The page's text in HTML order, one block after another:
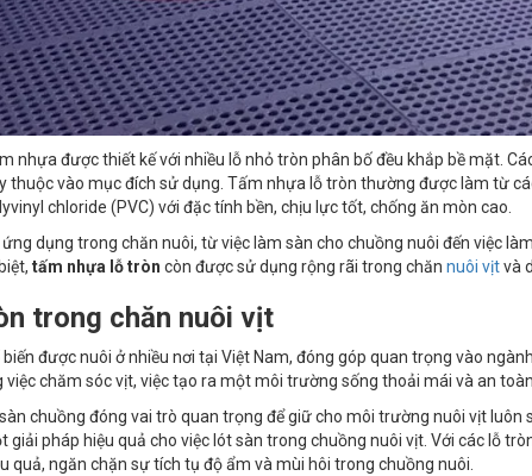
nhựa được thiết kế với nhiều lỗ nhỏ tròn phân bố đều khắp bề mặt.
thuộc vào mục đích sử dụng. Tấm nhựa lỗ tròn thường được làm từ
chloride (PVC) với đặc tính bền, chịu lực tốt, chống ăn mòn cao.
dụng trong chăn nuôi, từ việc làm sàn cho chuồng nuôi đến việc
tấm nhựa lỗ tròn còn được sử dụng rộng rãi trong chăn nuôi vịtvà
trong chăn nuôi vịt
được nuôi ở nhiều nơi tại Việt Nam, đóng góp quan trọng vào
chăm sóc vịt, việc tạo ra một môi trường sống thoải mái và an
chuồng đóng vai trò quan trọng để giữ cho môi trường nuôi vịt luôn
giải pháp hiệu quả cho việc lót sàn trong chuồng nuôi vịt. Với các lỗ
quả, ngăn chặn sự tích tụ độ ẩm và mùi hôi trong chuồng nuôi.